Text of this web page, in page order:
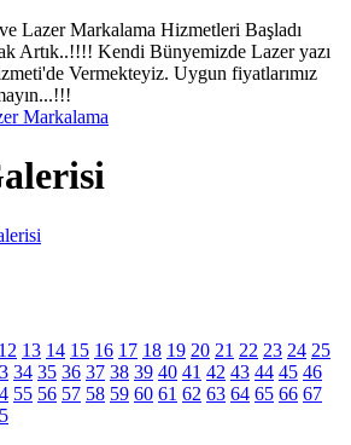
Lazer Markalama Hizmetleri Başladı
Artık..!!!! Kendi Bünyemizde Lazer yazı
Vermekteyiz. Uygun fiyatlarımız
Markalama
12 13 14 15 16 17 18 19 20 21 22 23 24 25
34 35 36 37 38 39 40 41 42 43 44 45 46
55 56 57 58 59 60 61 62 63 64 65 66 67